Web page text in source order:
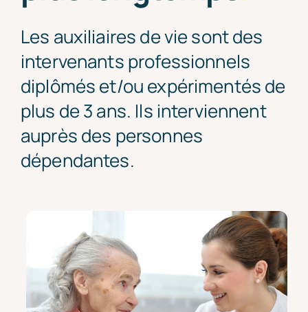
Les auxiliaires de vie sont des
intervenants professionnels
diplômés et/ou expérimentés de
plus de 3 ans. Ils interviennent
auprès des personnes
dépendantes.